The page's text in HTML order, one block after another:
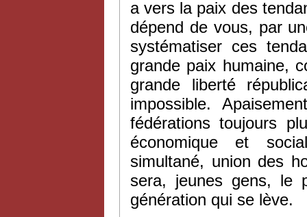
a vers la paix des
dépend de vous, par
systématiser ces
grande paix humaine,
grande liberté
impossible.
fédérations toujours
économique et
simultané, union des
sera, jeunes gens, le
génération qui se lève.